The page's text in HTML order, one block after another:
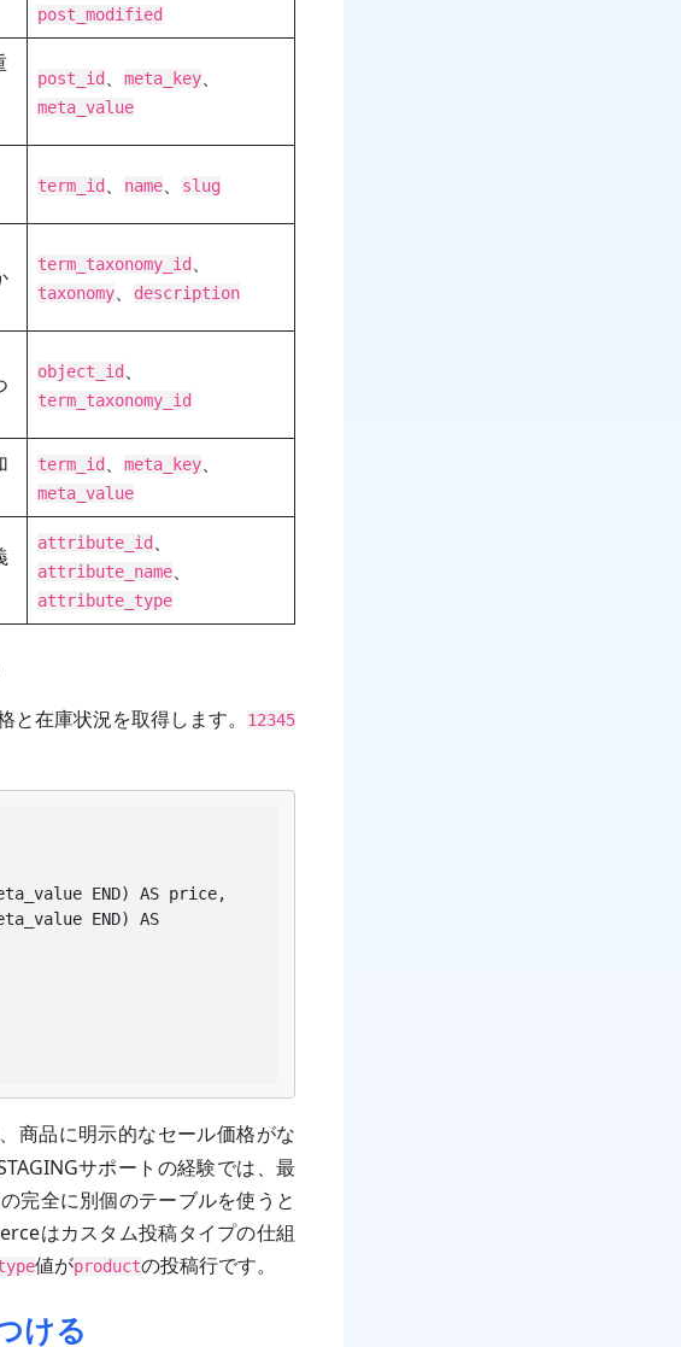
post_modified
post_id 、 meta_key、
meta_value
term_id 、 name、 slug
term_taxonomy_id 、
taxonomy、 description
object_id 、
term_taxonomy_id
term_id 、 meta_key、
meta_value
attribute_id 、
attribute_name、
attribute_type
と在庫状況を取得します。 12345
商品に明示的なセール価格がな
サポートの経験では、最
完全に別個のテーブルを使うと
はカスタム投稿タイプの仕組
値がproductの投稿行です。
ける